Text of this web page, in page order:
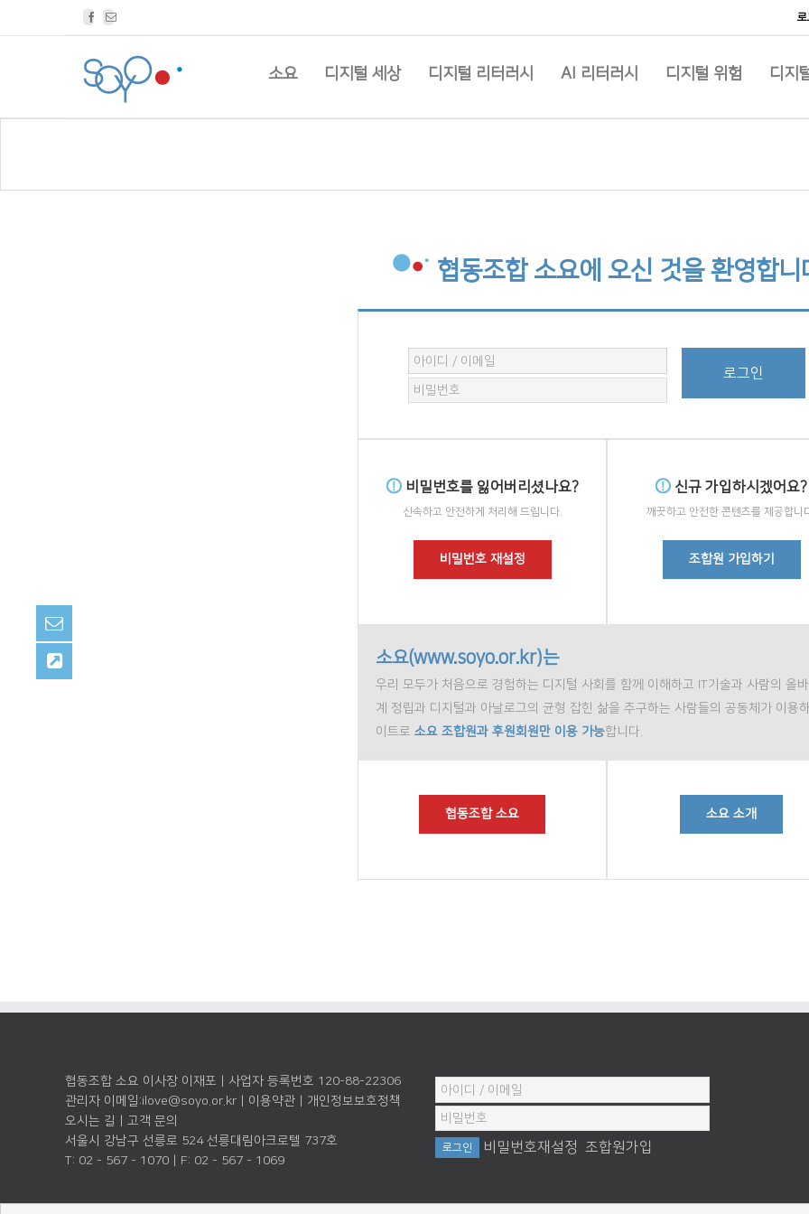
Facebook
로
소요 디지털 세상 디지털 리터러시 AI 리터러시 디지털 위험 디지
협동조합 소요에 오신 것을 환영합니
비밀번호를 잃어버리셨나요?
신속하고 안전하게 처리해 드립니다.
비밀번호 재설정
신규 가입하시겠어요?
깨끗하고 안전한 콘텐츠를 제공합니
조합원 가입하기
소요(www.soyo.or.kr)는
우리 모두가 처음으로 경험하는 디지털 사회를 함께 이해하고 IT기술과 사람의 올
계 정립과 디지털과 아날로그의 균형 잡힌 삶을 추구하는 사람들의 공동체가 이용
이트로 소요 조합원과 후원회원만 이용 가능합니다.
협동조합 소요 소요 소개
협동조합 소요 이사장 이재포 | 사업자 등록번호 120-88-22306
관리자 이메일:ilove@soyo.or.kr 이용약관
개인정보보호정책
오시는 길
고객 문의
서울시 강남구 선릉로 524 선릉대림아크로텔 737호
T: 02 - 567 - 1070 | F: 02 - 567 - 1069
비밀번호재설정 조합원가입